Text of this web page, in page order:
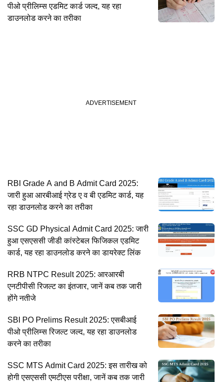
पीओ प्रीलिम्स एडमिट कार्ड जल्द, यह रहा
डाउनलोड करने का तरीका
RBI Grade A and B Admit Card 2025:
जारी हुआ आरबीआई ग्रेड ए व बी एडमिट कार्ड, यह
रहा डाउनलोड करने का तरीका
SSC GD Physical Admit Card 2025: जारी
हुआ एसएससी जीडी कांस्टेबल फिजिकल एडमिट
कार्ड, यह रहा डाउनलोड करने का डायरेक्ट लिंक
RRB NTPC Result 2025: आरआरबी
एनटीपीसी रिजल्ट का इंतजार, जानें कब तक जारी
होंगे नतीजे
SBI PO Prelims Result 2025: एसबीआई
पीओ प्रीलिम्स रिजल्ट जल्द, यह रहा डाउनलोड
करने का तरीका
SSC MTS Admit Card 2025: इस तारीख को
होगी एसएससी एमटीएस परीक्षा, जानें कब तक जारी